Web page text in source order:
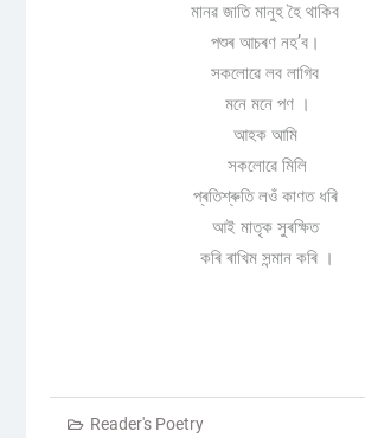
মানৱ জাতি মানুহ হৈ থাকিব
পশুৰ আচৰণ নহ’ব।
সকলোৱে লব লাগিব
মনে মনে পণ ।
আহক আমি
সকলোৱে মিলি
প্ৰতিশ্ৰুতি লওঁ কাণত ধৰি
আই মাতৃক সুৰক্ষিত
কৰি ৰাখিম সন্মান কৰি ।
Reader's Poetry